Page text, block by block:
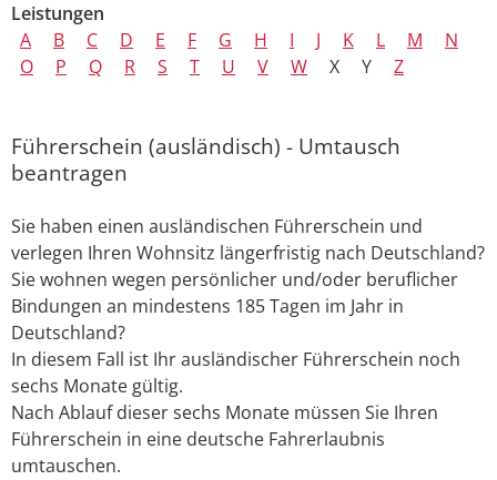
Leistungen
A
B C D E F G H I J K L M
N
O
P Q R S T U V W X Y Z
Führerschein (ausländisch) - Umtausch
beantragen
Sie haben einen ausländischen Führerschein und
verlegen Ihren Wohnsitz längerfristig nach Deutschland?
Sie wohnen wegen persönlicher und/oder beruflicher
Bindungen an mindestens 185 Tagen im Jahr in
Deutschland?
In diesem Fall ist Ihr ausländischer Führerschein noch
sechs Monate gültig.
Nach Ablauf dieser sechs Monate müssen Sie Ihren
Führerschein in eine deutsche Fahrerlaubnis
umtauschen.